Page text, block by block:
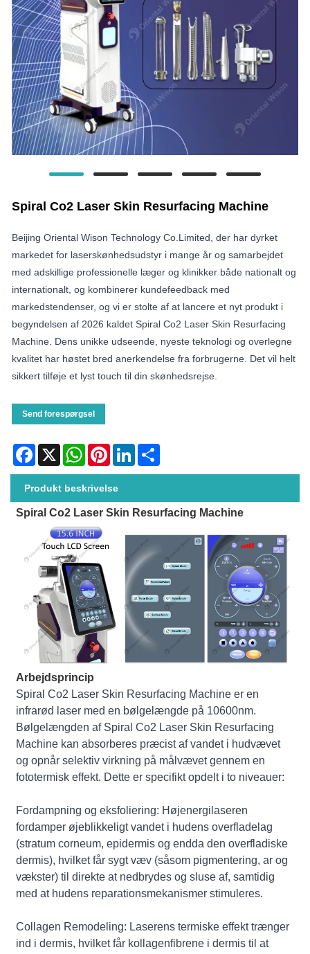
Spiral Co2 Laser Skin Resurfacing Machine
Beijing Oriental Wison Technology Co.Limited, der har dyrket
markedet for laserskønhedsudstyr i mange år og samarbejdet
med adskillige professionelle læger og klinikker både nationalt og
internationalt, og kombinerer kundefeedback med
markedstendenser, og vi er stolte af at lancere et nyt produkt i
begyndelsen af ​​2026 kaldet Spiral Co2 Laser Skin Resurfacing
Machine. Dens unikke udseende, nyeste teknologi og overlegne
kvalitet har høstet bred anerkendelse fra forbrugerne. Det vil helt
sikkert tilføje et lyst touch til din skønhedsrejse.
Send forespørgsel
Facebook
X WhatsAppPinterestLinkedIn
Produkt beskrivelse
Spiral Co2 Laser Skin Resurfacing Machine
Arbejdsprincip
Spiral Co2 Laser Skin Resurfacing Machine er en
infrarød laser med en bølgelængde på 10600nm.
Bølgelængden af ​​Spiral Co2 Laser Skin Resurfacing
Machine kan absorberes præcist af vandet i hudvævet
og opnår selektiv virkning på målvævet gennem en
fototermisk effekt. Dette er specifikt opdelt i to niveauer:
Fordampning og eksfoliering: Højenergilaseren
fordamper øjeblikkeligt vandet i hudens overfladelag
(stratum corneum, epidermis og endda den overfladiske
dermis), hvilket får sygt væv (såsom pigmentering, ar og
vækster) til direkte at nedbrydes og sluse af, samtidig
med at hudens reparationsmekanismer stimuleres.
Collagen Remodeling: Laserens termiske effekt trænger
ind i dermis, hvilket får kollagenfibrene i dermis til at